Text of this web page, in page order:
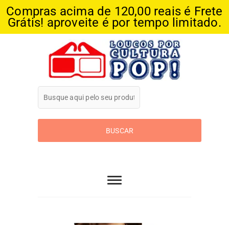
Compras acima de 120,00 reais é Frete
Grátis! aproveite é por tempo limitado.
Loucos Por
Cultura Pop